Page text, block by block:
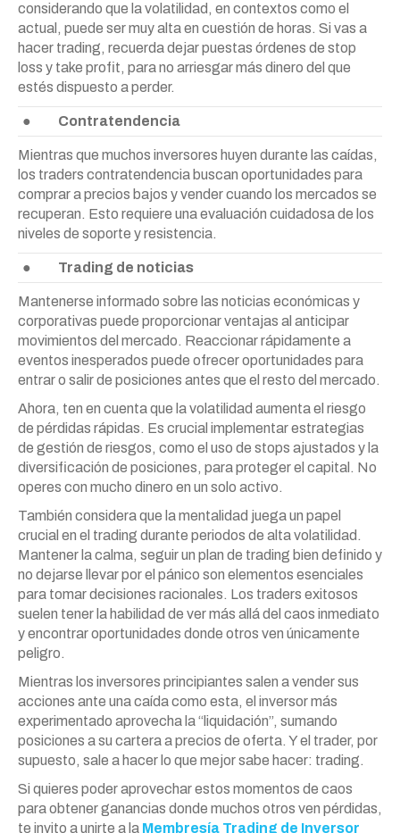
considerando que la volatilidad, en contextos como el
actual, puede ser muy alta en cuestión de horas. Si vas a
hacer trading, recuerda dejar puestas órdenes de stop
loss y take profit, para no arriesgar más dinero del que
estés dispuesto a perder.
● Contratendencia
Mientras que muchos inversores huyen durante las caídas,
los traders contratendencia buscan oportunidades para
comprar a precios bajos y vender cuando los mercados se
recuperan. Esto requiere una evaluación cuidadosa de los
niveles de soporte y resistencia.
● Trading de noticias
Mantenerse informado sobre las noticias económicas y
corporativas puede proporcionar ventajas al anticipar
movimientos del mercado. Reaccionar rápidamente a
eventos inesperados puede ofrecer oportunidades para
entrar o salir de posiciones antes que el resto del mercado.
Ahora, ten en cuenta que la volatilidad aumenta el riesgo
de pérdidas rápidas. Es crucial implementar estrategias
de gestión de riesgos, como el uso de stops ajustados y la
diversificación de posiciones, para proteger el capital. No
operes con mucho dinero en un solo activo.
También considera que la mentalidad juega un papel
crucial en el trading durante periodos de alta volatilidad.
Mantener la calma, seguir un plan de trading bien definido y
no dejarse llevar por el pánico son elementos esenciales
para tomar decisiones racionales. Los traders exitosos
suelen tener la habilidad de ver más allá del caos inmediato
y encontrar oportunidades donde otros ven únicamente
peligro.
Mientras los inversores principiantes salen a vender sus
acciones ante una caída como esta, el inversor más
experimentado aprovecha la “liquidación”, sumando
posiciones a su cartera a precios de oferta. Y el trader, por
supuesto, sale a hacer lo que mejor sabe hacer: trading.
Si quieres poder aprovechar estos momentos de caos
para obtener ganancias donde muchos otros ven pérdidas,
te invito a unirte a la Membresía Trading de Inversor